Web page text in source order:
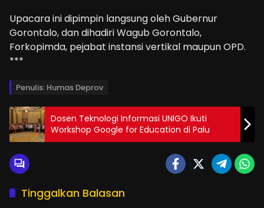
Upacara ini dipimpin langsung oleh Gubernur
Gorontalo, dan dihadiri Wagub Gorontalo,
Forkopimda, pejabat instansi vertikal maupun OPD.
***
Penulis: Humas Deprov
Dosen Teknologi Informasi UNIGO Ikuti
Workshop Google for Education di Palu
Tinggalkan Balasan